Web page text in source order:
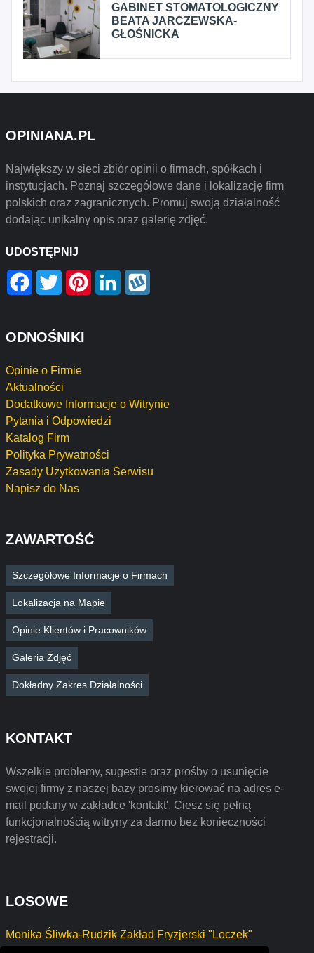
GABINET STOMATOLOGICZNY
BEATA JARCZEWSKA-
GŁOŚNICKA
OPINIANA.PL
Największy w sieci zbiór opinii o firmach, spółkach i
instytucjach. Poznaj szczegółowe dane i lokalizację firm
polskich oraz zagranicznych. Promuj swoją działalność
dodając unikalny opis oraz galerię zdjęć.
UDOSTĘPNIJ
Facebook
Twitter PinterestLinkedIn
ODNOŚNIKI
Opinie o Firmie
Aktualności
Dodatkowe Informacje o Witrynie
Pytania i Odpowiedzi
Katalog Firm
Polityka Prywatności
Zasady Użytkowania Serwisu
Napisz do Nas
ZAWARTOŚĆ
Szczegółowe Informacje o Firmach
Lokalizacja na Mapie
Opinie Klientów i Pracowników
Galeria Zdjęć
Dokładny Zakres Działalności
KONTAKT
Wszelkie problemy, sugestie oraz prośby o usunięcie
swojej firmy z naszej bazy prosimy kierować na adres e-
mail podany w zakładce 'kontakt'. Ciesz się pełną
funkcjonalnością witryny za darmo bez konieczności
rejestracji.
LOSOWE
Monika Śliwka-Rudzik Zakład Fryzjerski "Loczek"